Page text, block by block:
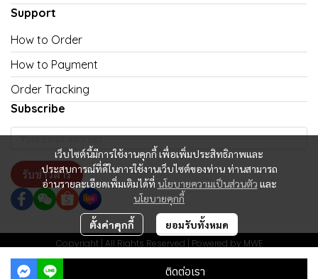
ติดต่อเรา
เว็บไซต์นี้มีการใช้งานคุกกี้ เพื่อเพิ่มประสิทธิภาพและ
ประสบการณ์ที่ดีในการใช้งานเว็บไซต์ของท่าน ท่านสามารถ
อ่านรายละเอียดเพิ่มเติมได้ที่ นโยบายความเป็นส่วนตัว และ
นโยบายคุกกี้
ตั้งค่าคุกกี้ ยอมรับทั้งหมด
Support
How to Order
How to Payment
Order Tracking
Subscribe
รับข่าวสาร
Copyright | All Rights Reserved | Powered by MWE
ผู้เข้าชมทั้งหมด12,855